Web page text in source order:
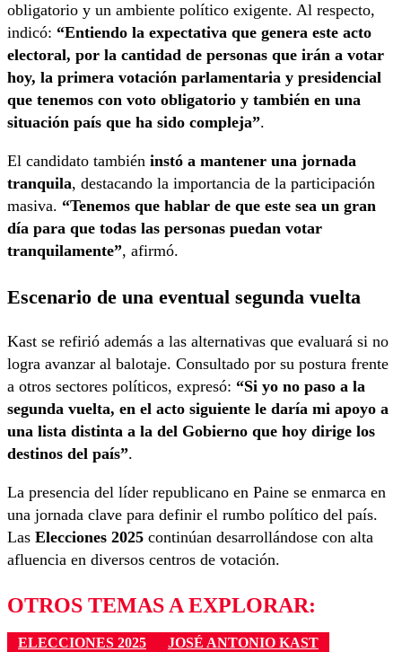
obligatorio y un ambiente político exigente. Al respecto,
indicó: “Entiendo la expectativa que genera este acto
electoral, por la cantidad de personas que irán a votar
hoy, la primera votación parlamentaria y presidencial
que tenemos con voto obligatorio y también en una
situación país que ha sido compleja”.
El candidato también instó a mantener una jornada
tranquila, destacando la importancia de la participación
masiva. “Tenemos que hablar de que este sea un gran
día para que todas las personas puedan votar
tranquilamente”, afirmó.
Escenario de una eventual segunda vuelta
Kast se refirió además a las alternativas que evaluará si no
logra avanzar al balotaje. Consultado por su postura frente
a otros sectores políticos, expresó: “Si yo no paso a la
segunda vuelta, en el acto siguiente le daría mi apoyo a
una lista distinta a la del Gobierno que hoy dirige los
destinos del país”.
La presencia del líder republicano en Paine se enmarca en
una jornada clave para definir el rumbo político del país.
Las Elecciones 2025 continúan desarrollándose con alta
afluencia en diversos centros de votación.
OTROS TEMAS A EXPLORAR:
ELECCIONES 2025
JOSÉ ANTONIO KAST